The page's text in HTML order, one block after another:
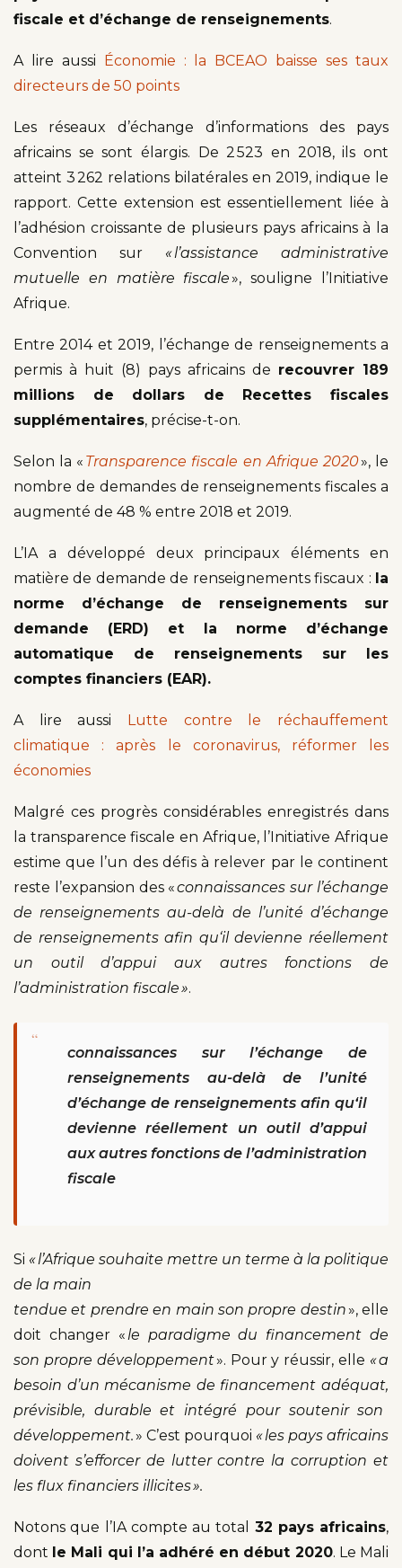
fiscale et d’échange de renseignements.
A lire aussi
Économie : la BCEAO baisse ses taux
directeurs de 50 points
Les réseaux d’échange d’informations des pays
africains se sont élargis. De 2 523 en 2018, ils ont
atteint 3 262 relations bilatérales en 2019, indique le
rapport. Cette extension est essentiellement liée à
l’adhésion croissante de plusieurs pays africains à la
Convention sur « l’assistance administrative
mutuelle en matière fiscale», souligne l’Initiative
Afrique.
Entre 2014 et 2019, l’échange de renseignements a
permis à huit (8) pays africains de recouvrer 189
millions de dollars de Recettes fiscales
supplémentaires, précise-t-on.
Selon la « Transparence fiscale en Afrique 2020», le
nombre de demandes de renseignements fiscales a
augmenté de 48 % entre 2018 et 2019.
L’IA a développé deux principaux éléments en
matière de demande de renseignements fiscaux : la
norme d’échange de renseignements sur
demande (ERD) et la norme d’échange
automatique de renseignements sur les
comptes financiers (EAR).
A lire aussi
Lutte contre le réchauffement
climatique : après le coronavirus, réformer les
économies
Malgré ces progrès considérables enregistrés dans
la transparence fiscale en Afrique, l’Initiative Afrique
estime que l’un des défis à relever par le continent
reste l’expansion des «connaissances sur l’échange
de renseignements au-delà de l’unité d’échange
de renseignements afin qu‘il devienne réellement
un outil d’appui aux autres fonctions de
l’administration fiscale ».
“
connaissances sur l’échange de
renseignements au-delà de l’unité
d’échange de renseignements afin qu‘il
devienne réellement un outil d’appui
aux autres fonctions de l’administration
fiscale
Si « l’Afrique souhaite mettre un terme à la politique
de la main
tendue et prendre en main son propre destin», elle
doit changer «le paradigme du financement de
son propre développement». Pour y réussir, elle « a
besoin d’un mécanisme de financement adéquat,
prévisible, durable et intégré pour soutenir son
développement.» C’est pourquoi « les pays africains
doivent s’efforcer de lutter contre la corruption et
les flux financiers illicites ».
Notons que l’IA compte au total 32 pays africains,
dont le Mali qui l’a adhéré en début 2020. Le Mali